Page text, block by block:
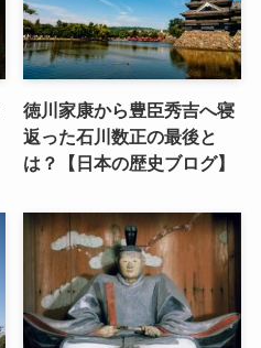
徳川家康から豊臣秀吉へ寝
返った石川数正の最後と
は？【日本の歴史ブログ】